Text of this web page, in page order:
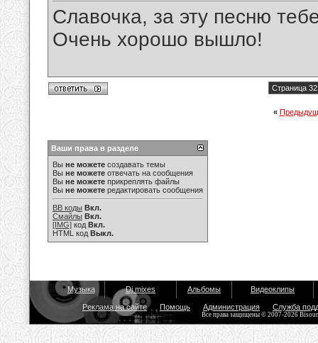
Славочка, за эту песню
Очень хорошо вышло!
Страница
«
Ваши права в разделе
Вы не можете создавать темы
Вы не можете отвечать на сообщения
Вы не можете прикреплять файлы
Вы не можете редактировать сообщения
BB коды Вкл.
Смайлы Вкл.
[IMG] код Вкл.
HTML код Выкл.
Музыка Dj mixes Альбомы Видеоклипы
Реклама на сайте Помощь Администрация Служба
Все права защищены © 2007-2026